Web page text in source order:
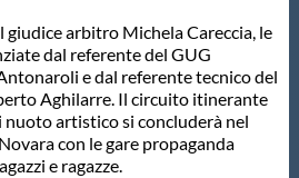
giudice arbitro Michela Careccia, le
dal referente del GUG
e dal referente tecnico del
Aghilarre. Il circuito itinerante
artistico si concluderà nel
con le gare propaganda
e ragazze.